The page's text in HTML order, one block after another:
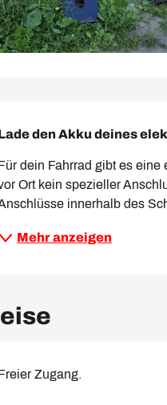
den Akku deines
dein Fahrrad gibt es eine
Ort kein spezieller
innerhalb des
Mehr anzeigen
Zugang.